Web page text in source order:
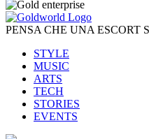
PENSA CHE UNA ESCORT
STYLE
MUSIC
ARTS
TECH
STORIES
EVENTS